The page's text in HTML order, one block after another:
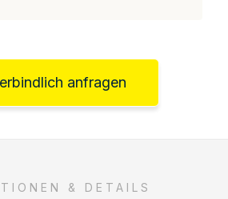
anfragen
& DETAILS